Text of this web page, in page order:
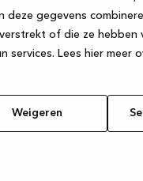
deze gegevens
of die ze hebben
services. Lees hier meer
Weigeren
has occurred